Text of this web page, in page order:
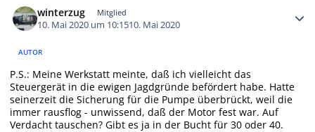
winterzug Mitglied
10. Mai 2020 um 10:1510. Mai 2020
AUTOR
P.S.: Meine Werkstatt meinte, daß ich vielleicht das
Steuergerät in die ewigen Jagdgründe befördert habe. Hatte
seinerzeit die Sicherung für die Pumpe überbrückt, weil die
immer rausflog - unwissend, daß der Motor fest war. Auf
Verdacht tauschen? Gibt es ja in der Bucht für 30 oder 40.